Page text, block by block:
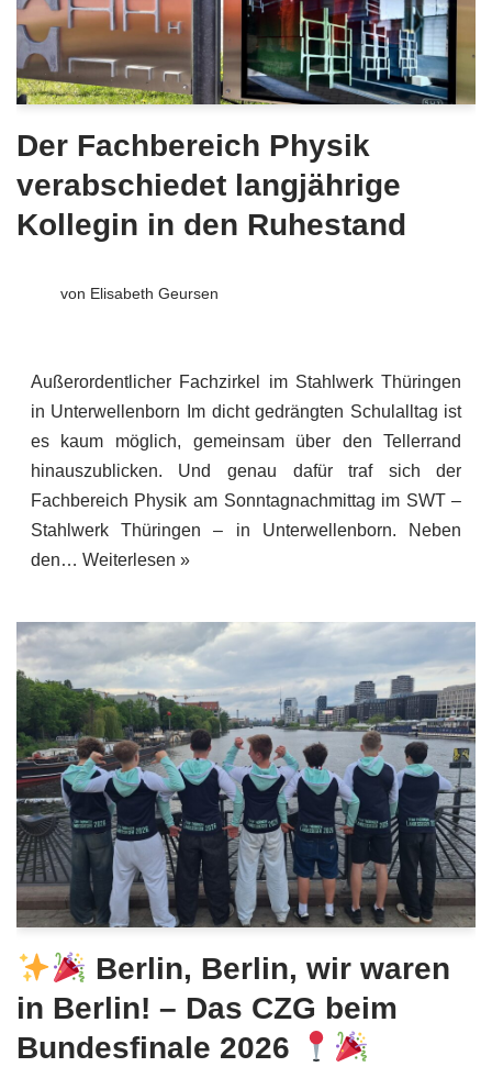
Der Fachbereich Physik
verabschiedet langjährige
Kollegin in den Ruhestand
von Elisabeth Geursen
Außerordentlicher Fachzirkel im Stahlwerk Thüringen
in Unterwellenborn Im dicht gedrängten Schulalltag ist
es kaum möglich, gemeinsam über den Tellerrand
hinauszublicken. Und genau dafür traf sich der
Fachbereich Physik am Sonntagnachmittag im SWT –
Stahlwerk Thüringen – in Unterwellenborn. Neben
den… Weiterlesen »
Berlin, Berlin, wir waren
in Berlin! – Das CZG beim
Bundesfinale 2026